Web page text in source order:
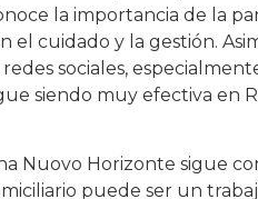
la importancia de la
cuidado y la gestión.
sociales,
siendo muy efectiva en
Nuovo Horizonte sigue
puede ser un